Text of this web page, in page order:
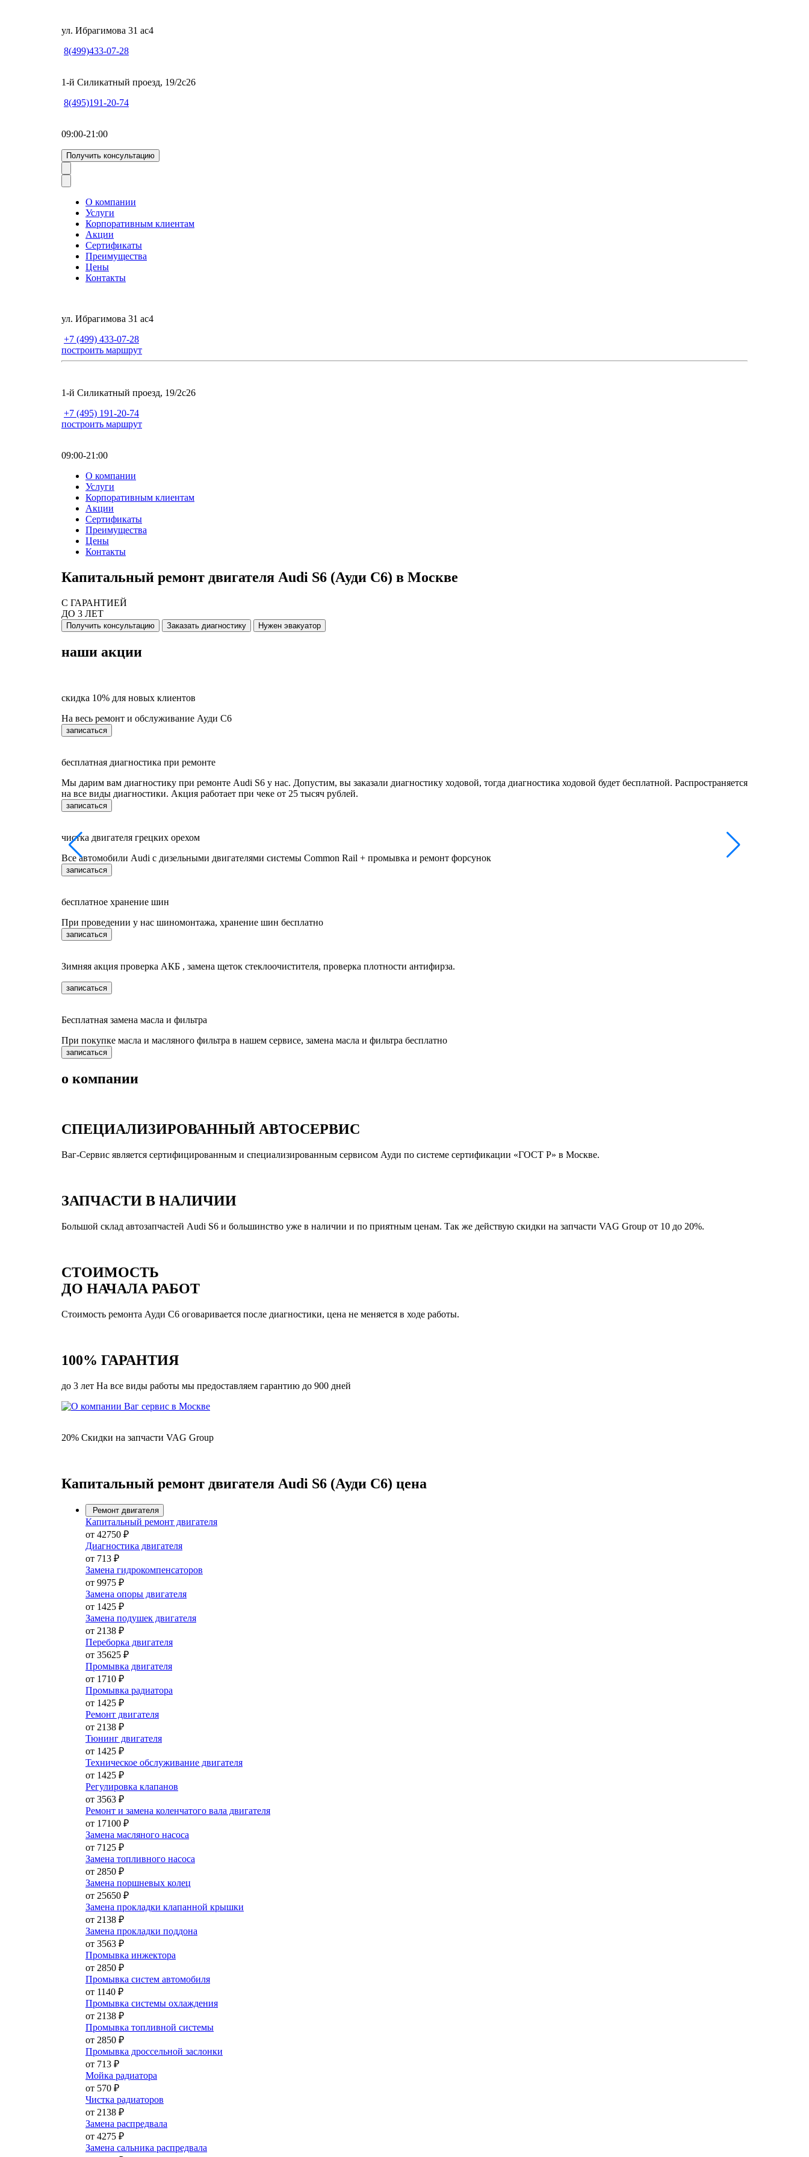
ул. Ибрагимова 31 ас4
8(499)433-07-28
1-й Силикатный проезд, 19/2с26
8(495)191-20-74
09:00-21:00
Получить консультацию
О компании
Услуги
Корпоративным клиентам
Акции
Сертификаты
Преимущества
Цены
Контакты
ул. Ибрагимова 31 ас4
+7 (499) 433-07-28
построить маршрут
1-й Силикатный проезд, 19/2с26
+7 (495) 191-20-74
построить маршрут
09:00-21:00
О компании
Услуги
Корпоративным клиентам
Акции
Сертификаты
Преимущества
Цены
Контакты
Капитальный ремонт двигателя Audi S6 (Ауди С6) в Москве
С ГАРАНТИЕЙ
ДО 3 ЛЕТ
Получить консультацию Заказать диагностику Нужен эвакуатор
наши акции
скидка 10% для новых клиентов
На весь ремонт и обслуживание Ауди С6
записаться
бесплатная диагностика при ремонте
Мы дарим вам диагностику при ремонте Audi S6 у нас. Допустим, вы заказали диагностику ходовой, тогда диагностика ходовой будет бесплатной. Распространяется
на все виды диагностики. Акция работает при чеке от 25 тысяч рублей.
записаться
чистка двигателя грецких орехом
Все автомобили Audi c дизельными двигателями системы Common Rail + промывка и ремонт форсунок
записаться
бесплатное хранение шин
При проведении у нас шиномонтажа, хранение шин бесплатно
записаться
Зимняя акция проверка АКБ , замена щеток стеклоочистителя, проверка плотности антифирза.
записаться
Бесплатная замена масла и фильтра
При покупке масла и масляного фильтра в нашем сервисе, замена масла и фильтра бесплатно
записаться
о компании
СПЕЦИАЛИЗИРОВАННЫЙ АВТОСЕРВИС
Ваг-Сервис является сертифицированным и специализированным сервисом Ауди по системе сертификации «ГОСТ Р» в Москве.
ЗАПЧАСТИ В НАЛИЧИИ
Большой склад автозапчастей Audi S6 и большинство уже в наличии и по приятным ценам. Так же действую скидки на запчасти VAG Group от 10 до 20%.
СТОИМОСТЬ
ДО НАЧАЛА РАБОТ
Стоимость ремонта Ауди С6 оговаривается после диагностики, цена не меняется в ходе работы.
100% ГАРАНТИЯ
до 3 лет На все виды работы мы предоставляем гарантию до 900 дней
20% Скидки на запчасти VAG Group
Капитальный ремонт двигателя Audi S6 (Ауди С6) цена
Ремонт двигателя
Капитальный ремонт двигателя
от 42750 ₽
Диагностика двигателя
от 713 ₽
Замена гидрокомпенсаторов
от 9975 ₽
Замена опоры двигателя
от 1425 ₽
Замена подушек двигателя
от 2138 ₽
Переборка двигателя
от 35625 ₽
Промывка двигателя
от 1710 ₽
Промывка радиатора
от 1425 ₽
Ремонт двигателя
от 2138 ₽
Тюнинг двигателя
от 1425 ₽
Техническое обслуживание двигателя
от 1425 ₽
Регулировка клапанов
от 3563 ₽
Ремонт и замена коленчатого вала двигателя
от 17100 ₽
Замена масляного насоса
от 7125 ₽
Замена топливного насоса
от 2850 ₽
Замена поршневых колец
от 25650 ₽
Замена прокладки клапанной крышки
от 2138 ₽
Замена прокладки поддона
от 3563 ₽
Промывка инжектора
от 2850 ₽
Промывка систем автомобиля
от 1140 ₽
Промывка системы охлаждения
от 2138 ₽
Промывка топливной системы
от 2850 ₽
Промывка дроссельной заслонки
от 713 ₽
Мойка радиатора
от 570 ₽
Чистка радиаторов
от 2138 ₽
Замена распредвала
от 4275 ₽
Замена сальника распредвала